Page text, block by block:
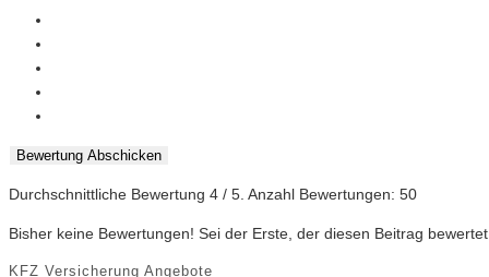
Bewertung Abschicken
Durchschnittliche Bewertung 4 / 5. Anzahl Bewertungen: 50
Bisher keine Bewertungen! Sei der Erste, der diesen Beitrag
KFZ Versicherung Angebote